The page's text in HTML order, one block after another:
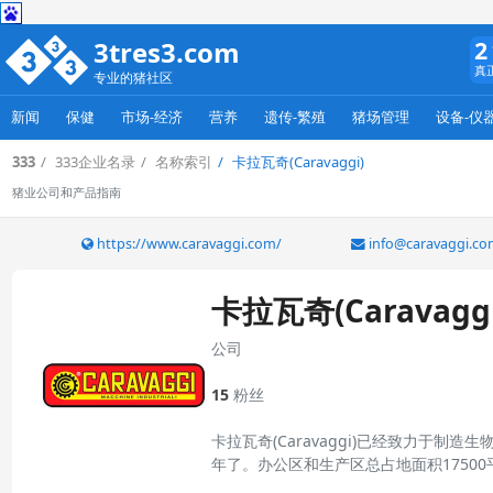
3tres3.com
专业的猪社区 真
新闻 保健 市场-经济 营养 遗传-繁殖 猪场管理 设备-仪
333 333企业名录 名称索引 卡拉瓦奇(Caravaggi)
猪业公司和产品指南
https://www.caravaggi.com/
卡拉瓦奇
公司
15粉丝
卡拉瓦奇(Caravaggi)已经致力于制造生
年了。办公区和生产区总占地面积